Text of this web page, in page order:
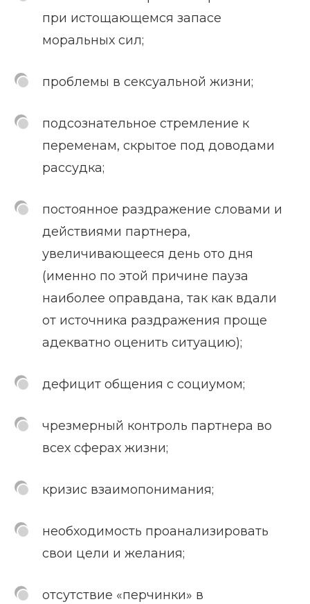
при истощающемся запасе
моральных сил;
проблемы в сексуальной жизни;
подсознательное стремление к
переменам, скрытое под доводами
рассудка;
постоянное раздражение словами и
действиями партнера,
увеличивающееся день ото дня
(именно по этой причине пауза
наиболее оправдана, так как вдали
от источника раздражения проще
адекватно оценить ситуацию);
дефицит общения с социумом;
чрезмерный контроль партнера во
всех сферах жизни;
кризис взаимопонимания;
необходимость проанализировать
свои цели и желания;
отсутствие «перчинки» в